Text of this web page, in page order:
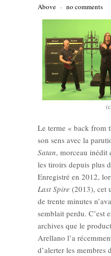
Above - no comments
Le terme « back from
son sens avec la
Satan, morceau inédit
les tiroirs depuis plus
Enregistré en 2012,
Last Spire (2013), cet
de trente minutes
semblait perdu. C’est
archives que le
Arellano l’a
d’alerter les